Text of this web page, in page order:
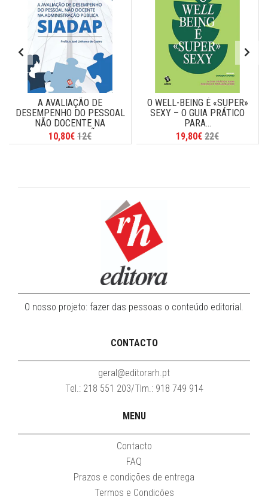
A AVALIAÇÃO DE
DESEMPENHO DO PESSOAL
NÃO DOCENTE NA
ADMINISTRAÇÃO...
10,80€ 12€
O WELL-BEING É «SUPER»
SEXY – O GUIA PRÁTICO
PARA...
19,80€ 22€
O nosso projeto: fazer das pessoas o conteúdo editorial.
CONTACTO
geral@editorarh.pt
Tel.: 218 551 203/Tlm.: 918 749 914
MENU
Contacto
FAQ
Prazos e condições de entrega
Termos e Condições